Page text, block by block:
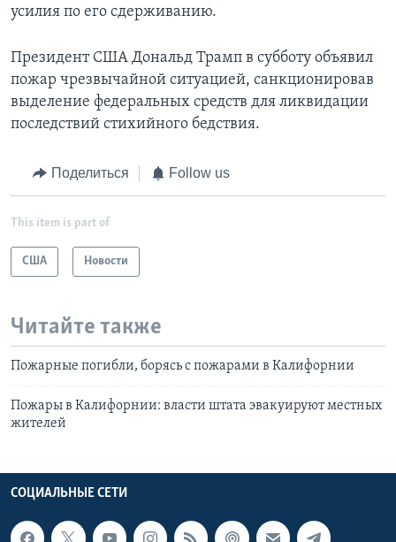
усилия по его сдерживанию.
Президент США Дональд Трамп в субботу объявил
пожар чрезвычайной ситуацией, санкционировав
выделение федеральных средств для ликвидации
последствий стихийного бедствия.
Поделиться Follow us
This item is part of
США Новости
Читайте также
Пожарные погибли, борясь с пожарами в Калифорнии
Пожары в Калифорнии: власти штата эвакуируют местных
жителей
СОЦИАЛЬНЫЕ СЕТИ